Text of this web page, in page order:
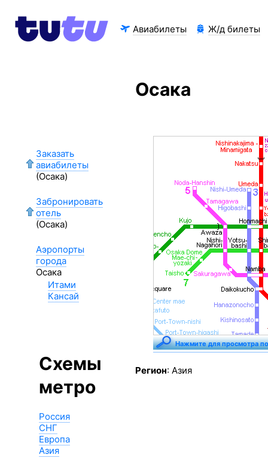
Авиабилеты Ж/д билеты
Заказать
авиабилеты
(Осака)
Забронировать
отель
(Осака)
Аэропорты
города
Осака
Итами
Кансай
Схемы
метро
Россия
СНГ
Европа
Азия
Осака
Нажмите для просмотра
Регион: Азия